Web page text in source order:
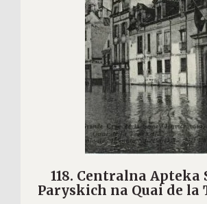
118. Centralna Apteka
Paryskich na Quai de la